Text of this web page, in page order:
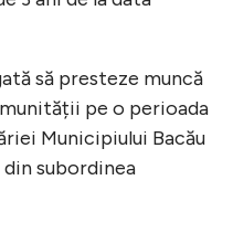
să presteze muncă
pe o perioada
Municipiului Bacău
subordinea